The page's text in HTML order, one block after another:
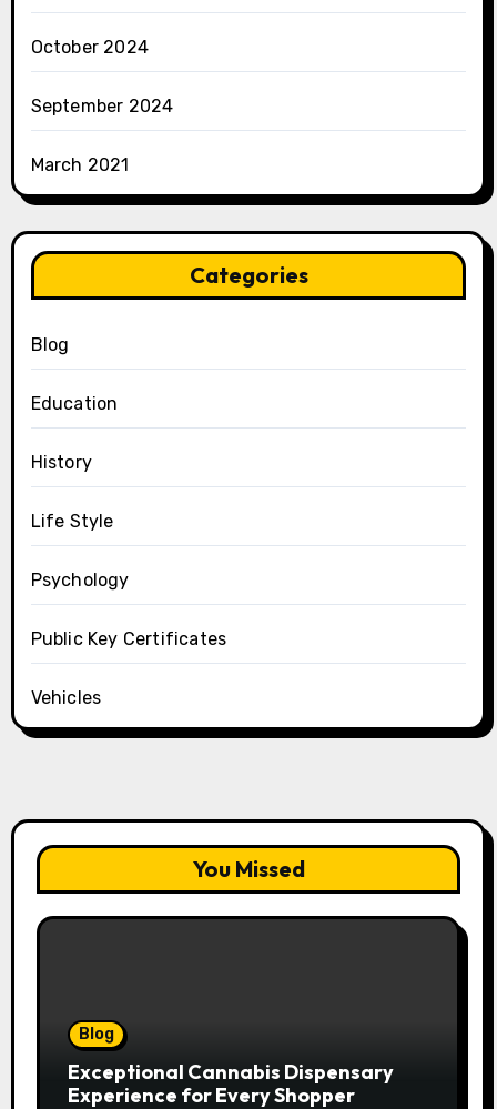
October 2024
September 2024
March 2021
Categories
Blog
Education
History
Life Style
Psychology
Public Key Certificates
Vehicles
You Missed
Blog
Exceptional Cannabis Dispensary
Experience for Every Shopper